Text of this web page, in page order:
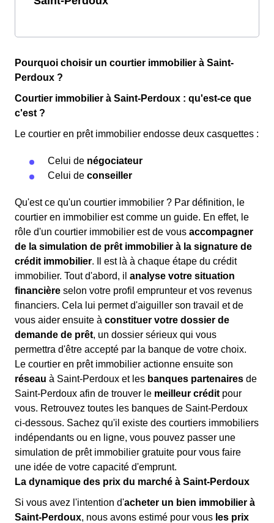
Pourquoi choisir un courtier immobilier à Saint-
Perdoux ?
Courtier immobilier à Saint-Perdoux : qu'est-ce que
c'est ?
Le courtier en prêt immobilier endosse deux casquettes :
Celui de négociateur
Celui de conseiller
Qu'est ce qu'un courtier immobilier ? Par définition, le
courtier en immobilier est comme un guide. En effet, le
rôle d'un courtier immobilier est de vous accompagner
de la simulation de prêt immobilier à la signature de
crédit immobilier. Il est là à chaque étape du crédit
immobilier. Tout d'abord, il analyse votre situation
financière selon votre profil emprunteur et vos revenus
financiers. Cela lui permet d'aiguiller son travail et de
vous aider ensuite à constituer votre dossier de
demande de prêt, un dossier sérieux qui vous
permettra d'être accepté par la banque de votre choix.
Le courtier en prêt immobilier actionne ensuite son
réseau à Saint-Perdoux et les banques partenaires de
Saint-Perdoux afin de trouver le meilleur crédit pour
vous. Retrouvez toutes les banques de Saint-Perdoux
ci-dessous. Sachez qu'il existe des courtiers immobiliers
indépendants ou en ligne, vous pouvez passer une
simulation de prêt immobilier gratuite pour vous faire
une idée de votre capacité d'emprunt.
La dynamique des prix du marché à Saint-Perdoux
Si vous avez l'intention d'acheter un bien immobilier à
Saint-Perdoux, nous avons estimé pour vous les prix